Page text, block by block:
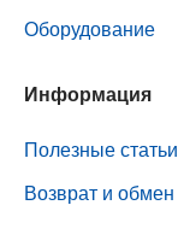
Оборудование
Информация
Полезные статьи
Возврат и обмен